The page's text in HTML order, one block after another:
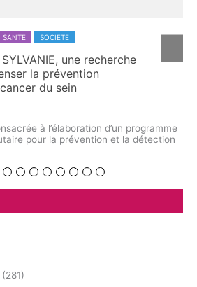
SOCIETE
une recherche
prévention
du sein
à l’élaboration d’un programme
la prévention et la détection
A LA UNE
biologie
(281)